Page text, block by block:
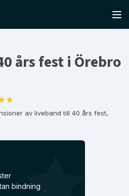
års fest i Örebro
av liveband till 40 års fest,
bindning